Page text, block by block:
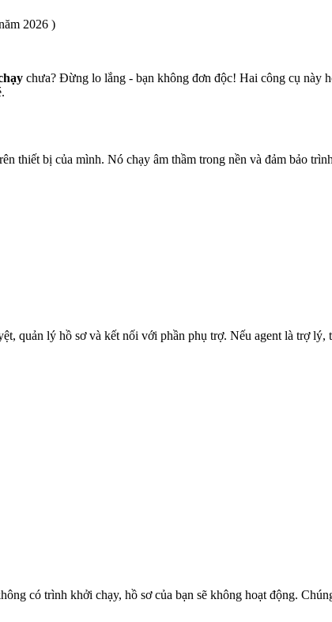
2026 )
chưa? Đừng lo lắng - bạn không đơn độc! Hai công cụ này
thiết bị của mình. Nó chạy âm thầm trong nền và đảm bảo
quản lý hồ sơ và kết nối với phần phụ trợ. Nếu agent là trợ lý,
có trình khởi chạy, hồ sơ của bạn sẽ không hoạt động.